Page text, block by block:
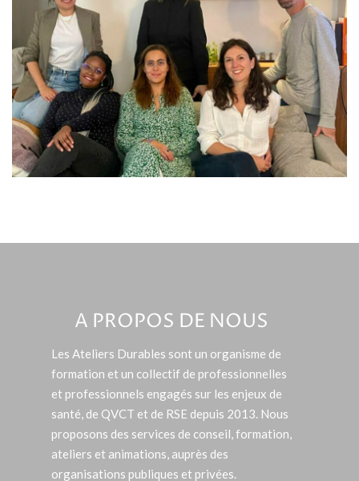
A PROPOS DE NOUS
Les Ateliers Durables sont un organisme de
formation et un collectif de professionnelles
et professionnels engagés sur les enjeux de
santé, de QVCT et de RSE depuis 2013. Nous
proposons des services de conseil, formation,
ateliers et animations, auprès des
organisations publiques et privées.